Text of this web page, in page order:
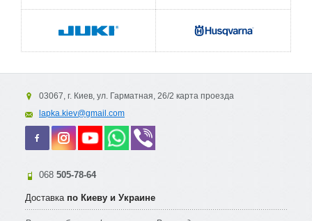
03067, г. Киев, ул. Гарматная, 26/2 карта проезда
lapka.kiev@gmail.com
068 505-78-64
Доставка по Киеву и Украине